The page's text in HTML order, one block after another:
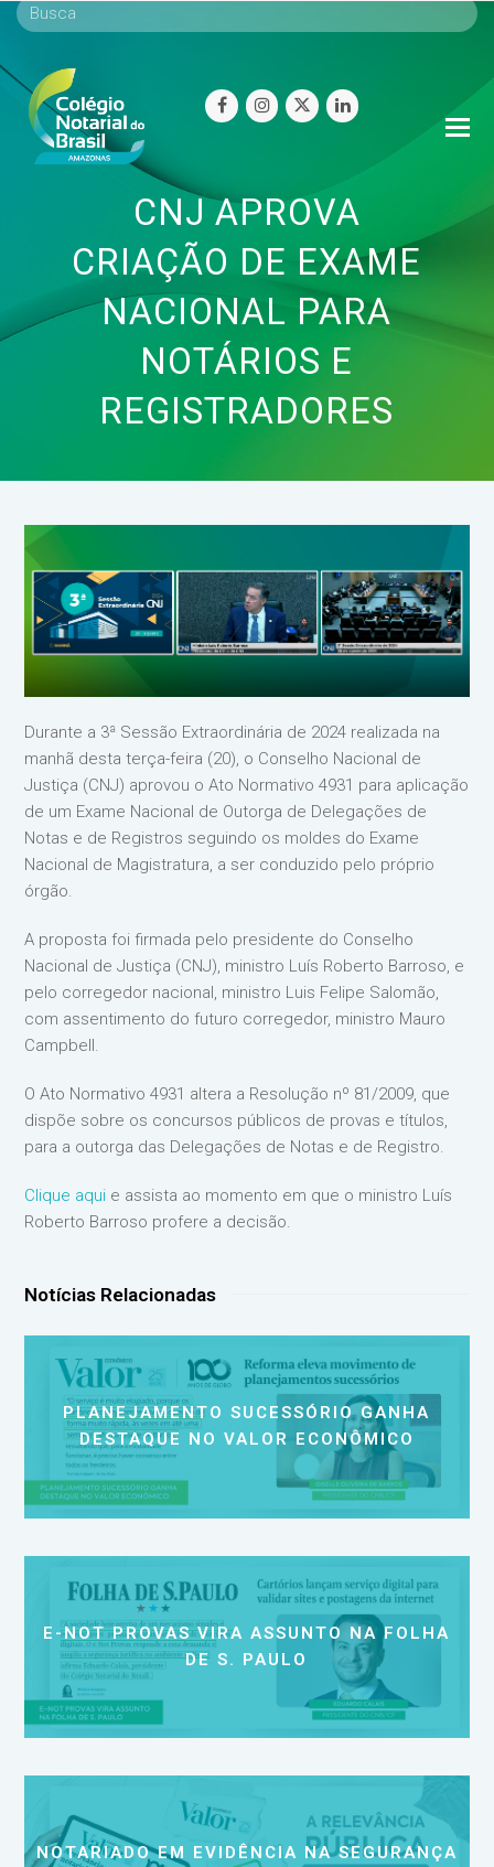
facebookinstagram
twitterlinkedin
CNJ APROVA
CRIAÇÃO DE EXAME
NACIONAL PARA
NOTÁRIOS E
REGISTRADORES
Durante a 3ª Sessão Extraordinária de 2024 realizada na
manhã desta terça-feira (20), o Conselho Nacional de
Justiça (CNJ) aprovou o Ato Normativo 4931 para aplicação
de um Exame Nacional de Outorga de Delegações de
Notas e de Registros seguindo os moldes do Exame
Nacional de Magistratura, a ser conduzido pelo próprio
órgão.
A proposta foi firmada pelo presidente do Conselho
Nacional de Justiça (CNJ), ministro Luís Roberto Barroso, e
pelo corregedor nacional, ministro Luis Felipe Salomão,
com assentimento do futuro corregedor, ministro Mauro
Campbell.
O Ato Normativo 4931 altera a Resolução nº 81/2009, que
dispõe sobre os concursos públicos de provas e títulos,
para a outorga das Delegações de Notas e de Registro.
Clique aqui e assista ao momento em que o ministro Luís
Roberto Barroso profere a decisão.
Notícias Relacionadas
PLANEJAMENTO SUCESSÓRIO GANHA
DESTAQUE NO VALOR ECONÔMICO
E-NOT PROVAS VIRA ASSUNTO NA FOLHA
DE S. PAULO
NOTARIADO EM EVIDÊNCIA NA SEGURANÇA